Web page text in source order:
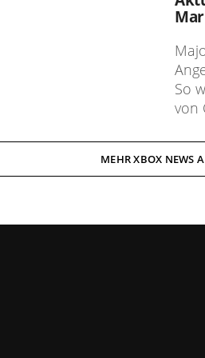
So
von
MEHR XBOX NEWS